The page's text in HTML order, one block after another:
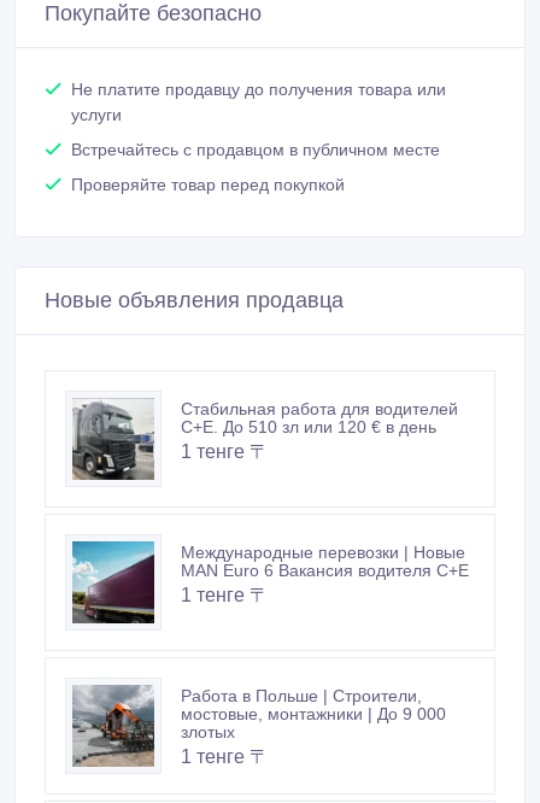
Покупайте безопасно
Не платите продавцу до получения товара или
услуги
Встречайтесь с продавцом в публичном месте
Проверяйте товар перед покупкой
Новые объявления продавца
Стабильная работа для водителей
C+E. До 510 зл или 120 € в день
1 тенге 〒
Международные перевозки | Новые
MAN Euro 6 Вакансия водителя C+E
1 тенге 〒
Работа в Польше | Строители,
мостовые, монтажники | До 9 000
злотых
1 тенге 〒